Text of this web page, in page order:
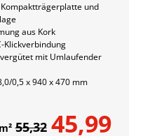
und
aus Kork
Klickverbindung
mit Umlaufender
0,5 x 940 x 470 mm
45,99
55,32